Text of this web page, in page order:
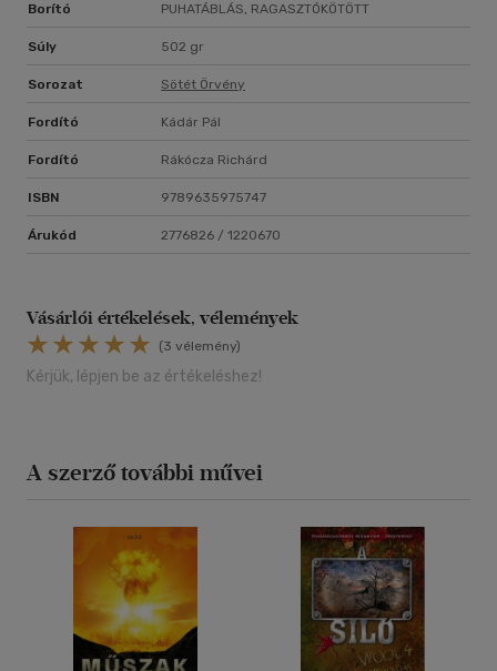
Borító PUHATÁBLÁS, RAGASZTÓKÖTÖTT
Súly 502 gr
Sorozat Sötét Örvény
Fordító Kádár Pál
Fordító Rákócza Richárd
ISBN 9789635975747
Árukód 2776826 / 1220670
Vásárlói értékelések, vélemények
(3 vélemény)
Kérjük, lépjen be az értékeléshez!
A szerző további művei